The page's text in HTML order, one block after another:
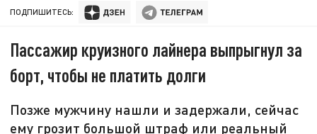
ПОДПИШИТЕСЬ:
Пассажир круизного лайнера выпрыгнул за
борт, чтобы не платить долги
Позже мужчину нашли и задержали, сейчас
ему грозит большой штраф или реальный